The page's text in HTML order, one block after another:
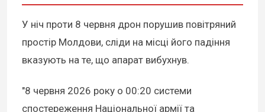
У ніч проти 8 червня дрон порушив повітряний
простір Молдови, сліди на місці його падіння
вказують на те, що апарат вибухнув.
"8 червня 2026 року о 00:20 системи
спостереження Національної армії та